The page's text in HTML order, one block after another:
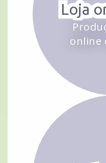
Loja
online